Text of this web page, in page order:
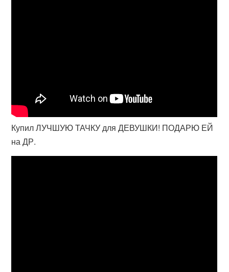
Купил ЛУЧШУЮ ТАЧКУ для ДЕВУШКИ! ПОДАРЮ ЕЙ
на ДР.